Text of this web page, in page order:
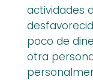
actividades
poco de
otra